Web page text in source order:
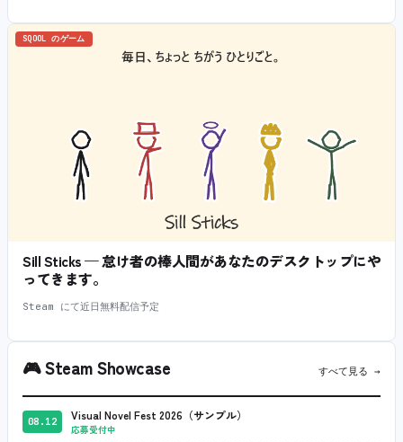
SQOOL のゲーム
Sill Sticks — 怠け者の棒人間があなたのデスクトップにや
ってきます。
Steam にて近日無料配信予定
🎮Steam Showcase すべて見る →
08.12 Visual Novel Fest 2026（サンプル）
応募受付中